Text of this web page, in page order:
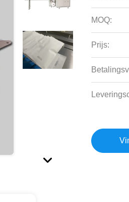
MOQ:
Prijs: